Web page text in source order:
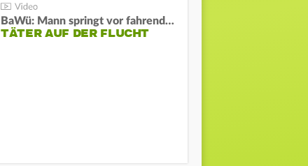
BaWü: Mann springt vor fahrendes Auto und schießt
TÄTER AUF DER FLUCHT